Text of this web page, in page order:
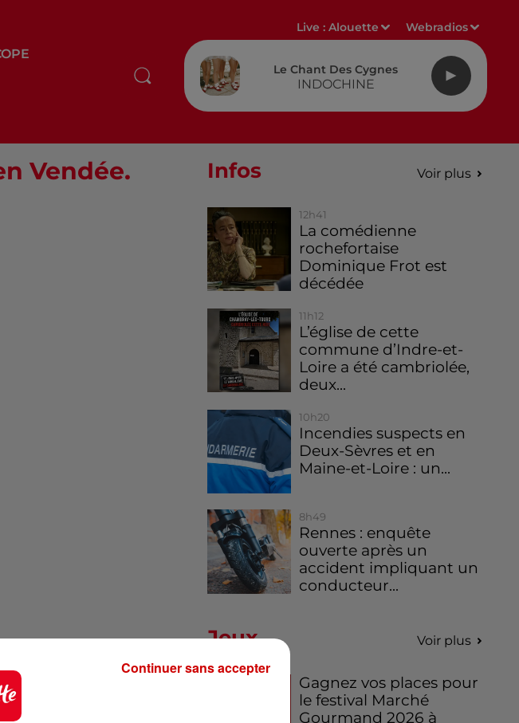
Live :Alouette Webradios
Le Chant Des Cygnes
INDOCHINE
Vendée. Infos Voir plus
12h41
La comédienne
rochefortaise
Dominique Frot est
décédée
11h12
L’église de cette
commune d’Indre-et-
Loire a été cambriolée,
deux...
10h20
Incendies suspects en
Deux-Sèvres et en
Maine-et-Loire : un...
8h49
Rennes : enquête
ouverte après un
accident impliquant un
conducteur...
Jeux Voir plus
Gagnez vos places pour
le festival Marché
Gourmand 2026 à
Continuer sans accepter